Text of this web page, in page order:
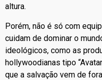
altura.
Porém, não é só com
cuidam de dominar o
ideológicos, como as
hollywoodianas tipo
que a salvação vem de